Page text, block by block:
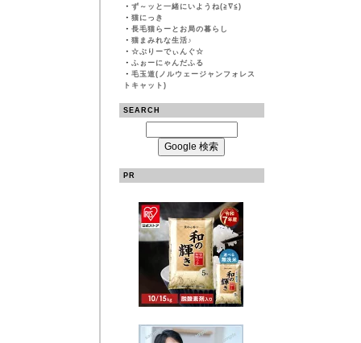
・ ず～ッと一緒にいようね(≧∇≦)
・ 猫にっき
・ 長毛猫らーとお局の暮らし
・ 猫まみれな生活♪
・ ☆ぶりーでぃんぐ☆
・ ふぉーにゃんだふる
・ 毛玉道(ノルウェージャンフォレス
トキャット)
SEARCH
PR